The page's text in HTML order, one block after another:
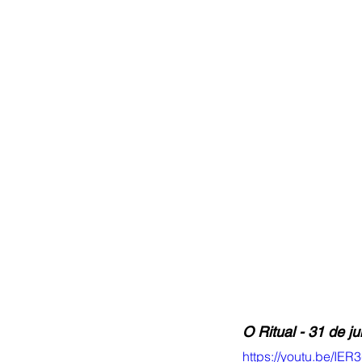
O Ritual - 31 de
https://youtu.be/